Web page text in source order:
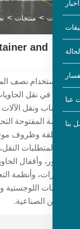
منتجات نصف
Container and
نقل الحاويات
ونقل الآلات
المفتوحة التحميل
وظروف موقع
النقل، يمكن
وأقفال الحاويات،
وأنظمة التعليق،
اللوجستية والنقل
الصناعية.